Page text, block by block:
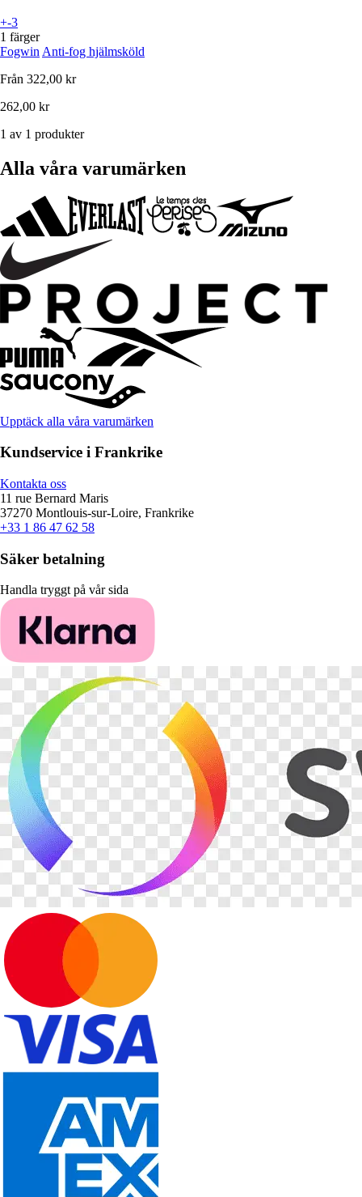
+-3
1 färger
Fogwin Anti-fog hjälmsköld
Från 322,00 kr
262,00 kr
1 av 1 produkter
Alla våra varumärken
Upptäck alla våra varumärken
Kundservice i Frankrike
Kontakta oss
11 rue Bernard Maris
37270 Montlouis-sur-Loire, Frankrike
+33 1 86 47 62 58
Säker betalning
Handla tryggt på vår sida